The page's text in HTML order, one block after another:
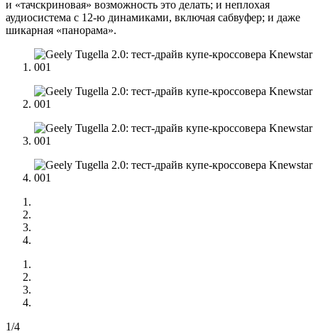
и «тачскриновая» возможность это делать; и неплохая
аудиосистема с 12-ю динамиками, включая сабвуфер; и даже
шикарная «панорама».
1/4